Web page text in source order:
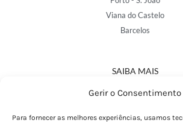
Gerir o Consentimento
Para fornecer as melhores experiências, usamos
Viana do Castelo
Barcelos
SAIBA MAIS
Política de Privacidade
Termos e Condições